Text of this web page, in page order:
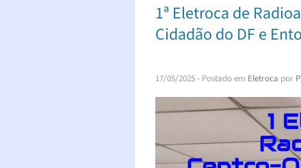
1ª Eletroca de
Cidadão do DF e
17/05/2025- Postado em Eletroca por